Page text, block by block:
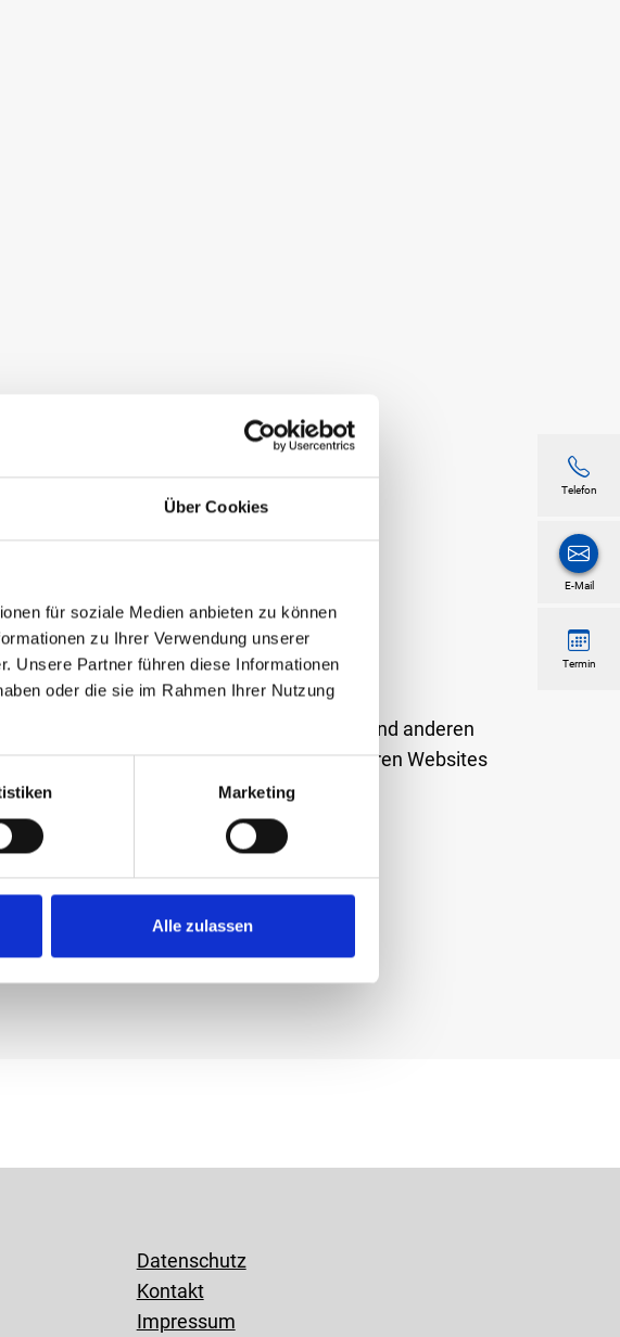
Über Cookies
für soziale Medien anbieten zu können
zu Ihrer Verwendung unserer
Unsere Partner führen diese Informationen
oder die sie im Rahmen Ihrer Nutzung
Marketing
Alle zulassen
usw. unterliegen dem Urheberrecht und anderen
Nutzung oder Verwendung in anderen Websites
teilzunehmen.
Datenschutz
Kontakt
Impressum
Telefon
E-Mail
Termin